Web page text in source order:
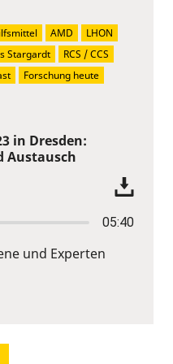
in Dresden:
Austausch
05:40
und Experten
AMD
LHON
Stargardt
RCS / CCS
Forschung heute